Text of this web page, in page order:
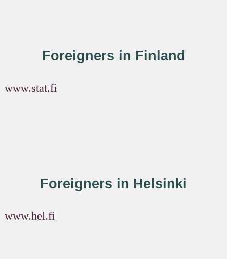
Foreigners in Finland
www.stat.fi
Foreigners in Helsinki
www.hel.fi